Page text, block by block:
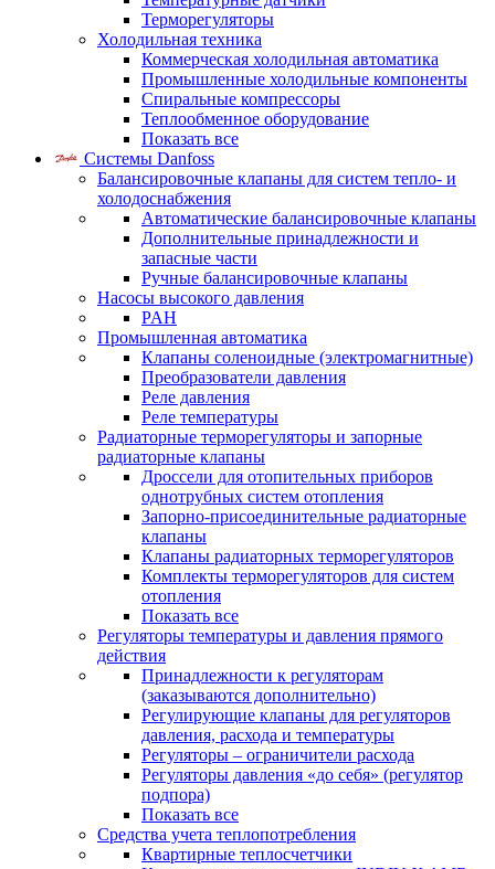
Терморегуляторы
Холодильная техника
Коммерческая холодильная автоматика
Промышленные холодильные компоненты
Спиральные компрессоры
Теплообменное оборудование
Показать все
Системы Danfoss
Балансировочные клапаны для систем тепло- и
холодоснабжения
Автоматические балансировочные клапаны
Дополнительные принадлежности и
запасные части
Ручные балансировочные клапаны
Насосы высокого давления
PAH
Промышленная автоматика
Клапаны соленоидные (электромагнитные)
Преобразователи давления
Реле давления
Реле температуры
Радиаторные терморегуляторы и запорные
радиаторные клапаны
Дроссели для отопительных приборов
однотрубных систем отопления
Запорно-присоединительные радиаторные
клапаны
Клапаны радиаторных терморегуляторов
Комплекты терморегуляторов для систем
отопления
Показать все
Регуляторы температуры и давления прямого
действия
Принадлежности к регуляторам
(заказываются дополнительно)
Регулирующие клапаны для регуляторов
давления, расхода и температуры
Регуляторы – ограничители расхода
Регуляторы давления «до себя» (регулятор
подпора)
Показать все
Средства учета теплопотребления
Квартирные теплосчетчики